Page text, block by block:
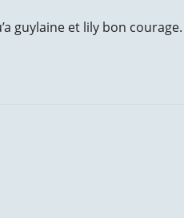
guylaine et lily bon courage.